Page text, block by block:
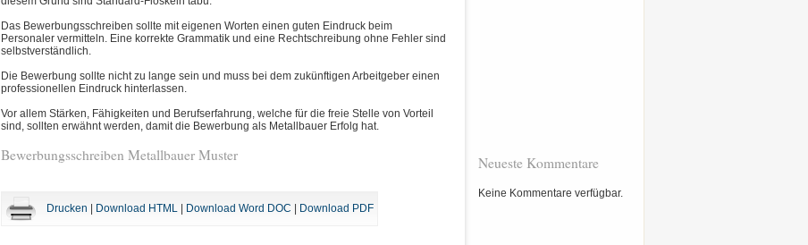
Das Bewerbungsschreiben sollte mit eigenen Worten einen guten Eindruck beim
Personaler vermitteln. Eine korrekte Grammatik und eine Rechtschreibung ohne Fehler sind
selbstverständlich.
Die Bewerbung sollte nicht zu lange sein und muss bei dem zukünftigen Arbeitgeber einen
professionellen Eindruck hinterlassen.
Vor allem Stärken, Fähigkeiten und Berufserfahrung, welche für die freie Stelle von Vorteil
sind, sollten erwähnt werden, damit die Bewerbung als Metallbauer Erfolg hat.
Bewerbungsschreiben Metallbauer Muster
Drucken Download HTML Download Word DOC Download PDF
Neueste Kommentare
Keine Kommentare verfügbar.